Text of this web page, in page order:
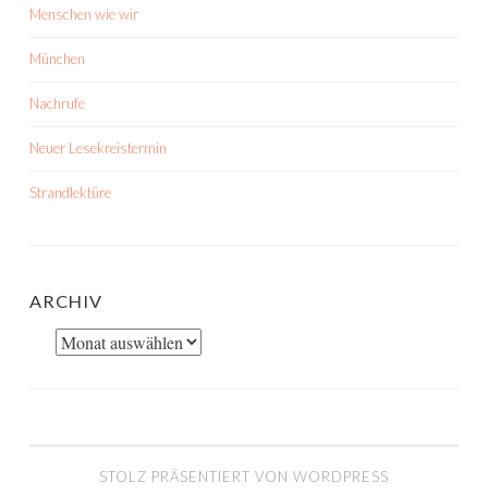
Menschen wie wir
München
Nachrufe
Neuer Lesekreistermin
Strandlektüre
ARCHIV
Archiv
STOLZ PRÄSENTIERT VON WORDPRESS